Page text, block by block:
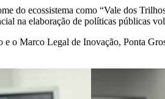
do ecossistema como “Vale dos
na elaboração de políticas públicas
o Marco Legal de Inovação, Ponta